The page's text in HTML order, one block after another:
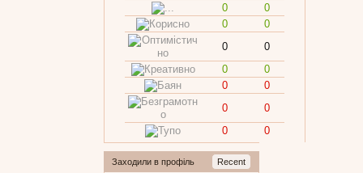
0
0
0
0
0
0
0
0
0
0
0
0
0
0
Заходили в профіль Recent